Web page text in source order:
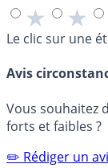
★ ★
Le clic sur une
Avis
Vous souhaitez
forts et faibles ?
✏️ Rédiger un